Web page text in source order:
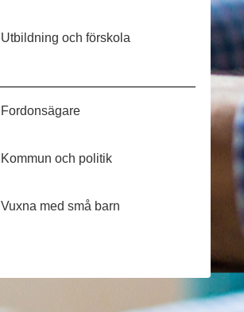
Utbildning och förskola
Fordonsägare
Kommun och politik
Vuxna med små barn